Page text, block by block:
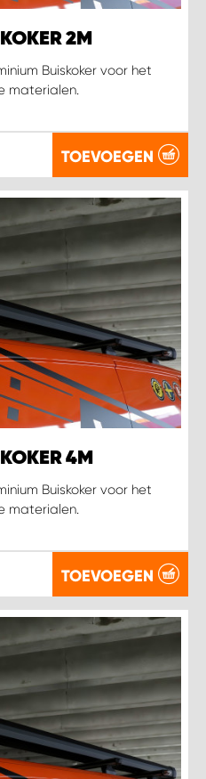
2M
Buiskoker voor het
materialen.
TOEVOEGEN
4M
Buiskoker voor het
materialen.
TOEVOEGEN